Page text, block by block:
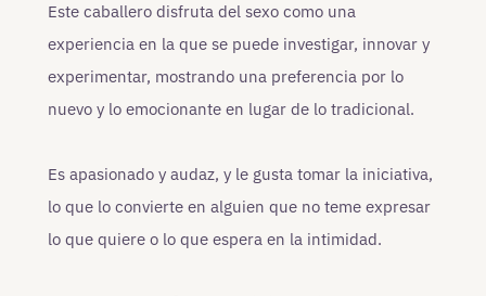
Este caballero disfruta del sexo como una
experiencia en la que se puede investigar, innovar y
experimentar, mostrando una preferencia por lo
nuevo y lo emocionante en lugar de lo tradicional.
Es apasionado y audaz, y le gusta tomar la iniciativa,
lo que lo convierte en alguien que no teme expresar
lo que quiere o lo que espera en la intimidad.